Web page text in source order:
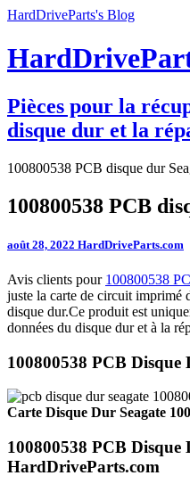
HardDriveParts's Blog
Pièces pour la
disque dur et la
100800538 PCB disque dur
100800538 PCB
août 28, 2022 HardDriveParts.com
Avis clients pour 100800538
juste la carte de circuit imprimé
disque dur.Ce produit est
données du disque dur et à la
100800538 PCB Disque
Carte Disque Dur Seagate
100800538 PCB Disque
HardDriveParts.com